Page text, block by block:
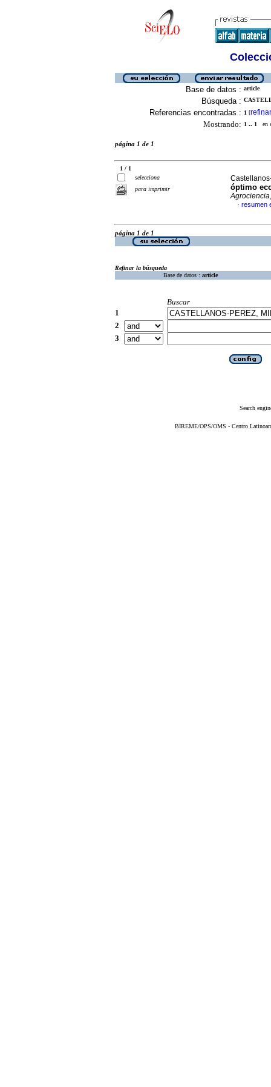
Base de datos : article
Búsqueda :
Referencias encontradas : 1 [refinar
Mostrando: 1 .. 1 en
página 1 de 1
1 / 1
selecciona
para imprimir
óptimo
Agrociencia
· resumen
página 1 de 1
Refinar la búsqueda
Base de datos : article
Buscar
1
2
3
Search
BIREME/OPS/OMS - Centro